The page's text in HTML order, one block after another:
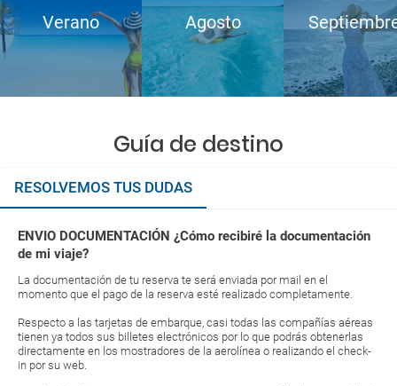
Verano Agosto
Guía de destino
RESOLVEMOS TUS DUDAS
ENVIO DOCUMENTACIÓN ¿Cómo recibiré la documentación
de mi viaje?
La documentación de tu reserva te será enviada por mail en el
momento que el pago de la reserva esté realizado completamente.
Respecto a las tarjetas de embarque, casi todas las compañías aéreas
tienen ya todos sus billetes electrónicos por lo que podrás obtenerlas
directamente en los mostradores de la aerolínea o realizando el check-
in por su web.